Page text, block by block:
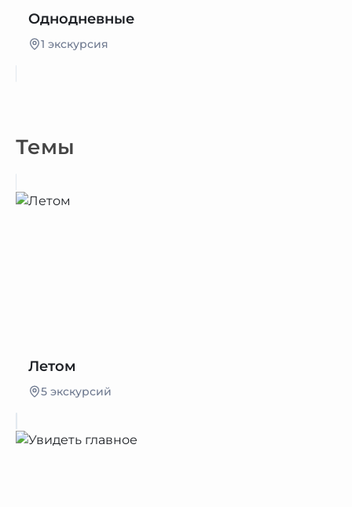
Однодневные
1 экскурсия
Темы
Летом
5 экскурсий